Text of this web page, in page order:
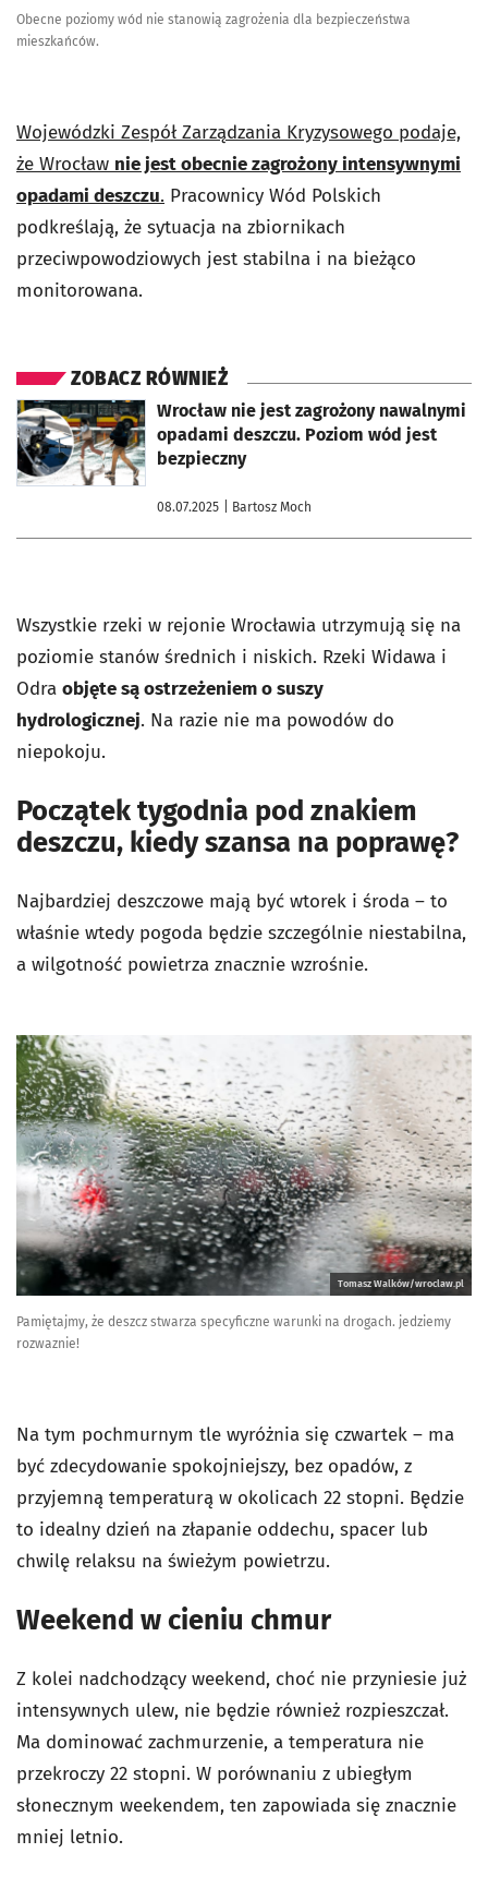
Obecne poziomy wód nie stanowią zagrożenia dla bezpieczeństwa
mieszkańców.
Wojewódzki Zespół Zarządzania Kryzysowego podaje,
że Wrocław nie jest obecnie zagrożony intensywnymi
opadami deszczu. Pracownicy Wód Polskich
podkreślają, że sytuacja na zbiornikach
przeciwpowodziowych jest stabilna i na bieżąco
monitorowana.
ZOBACZ RÓWNIEŻ
Wrocław nie jest zagrożony nawalnymi
opadami deszczu. Poziom wód jest
bezpieczny
08.07.2025 | Bartosz Moch
otworzy się w nowej karcie
Wszystkie rzeki w rejonie Wrocławia utrzymują się na
poziomie stanów średnich i niskich. Rzeki Widawa i
Odra objęte są ostrzeżeniem o suszy
hydrologicznej. Na razie nie ma powodów do
niepokoju.
Początek tygodnia pod znakiem
deszczu, kiedy szansa na poprawę?
Najbardziej deszczowe mają być wtorek i środa – to
właśnie wtedy pogoda będzie szczególnie niestabilna,
a wilgotność powietrza znacznie wzrośnie.
Tomasz Walków/wroclaw.pl
Pamiętajmy, że deszcz stwarza specyficzne warunki na drogach. jedziemy
rozwaznie!
Na tym pochmurnym tle wyróżnia się czwartek – ma
być zdecydowanie spokojniejszy, bez opadów, z
przyjemną temperaturą w okolicach 22 stopni. Będzie
to idealny dzień na złapanie oddechu, spacer lub
chwilę relaksu na świeżym powietrzu.
Weekend w cieniu chmur
Z kolei nadchodzący weekend, choć nie przyniesie już
intensywnych ulew, nie będzie również rozpieszczał.
Ma dominować zachmurzenie, a temperatura nie
przekroczy 22 stopni. W porównaniu z ubiegłym
słonecznym weekendem, ten zapowiada się znacznie
mniej letnio.